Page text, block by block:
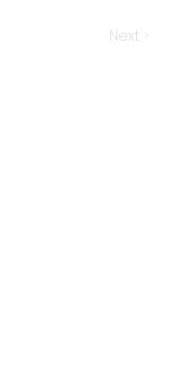
Next >